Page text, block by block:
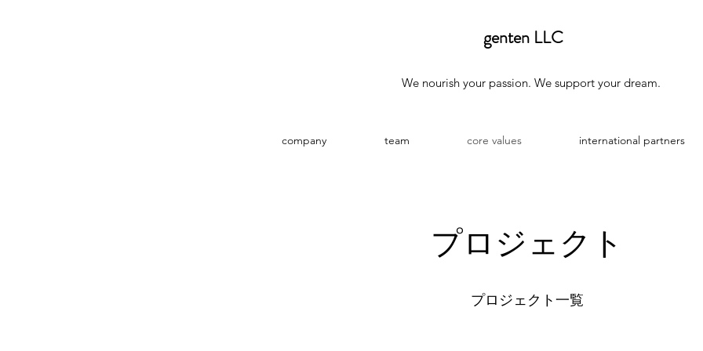
genten LLC
We nourish your passion. We support your dream.
company team core values international partners
プロジェクト
プロジェクト一覧